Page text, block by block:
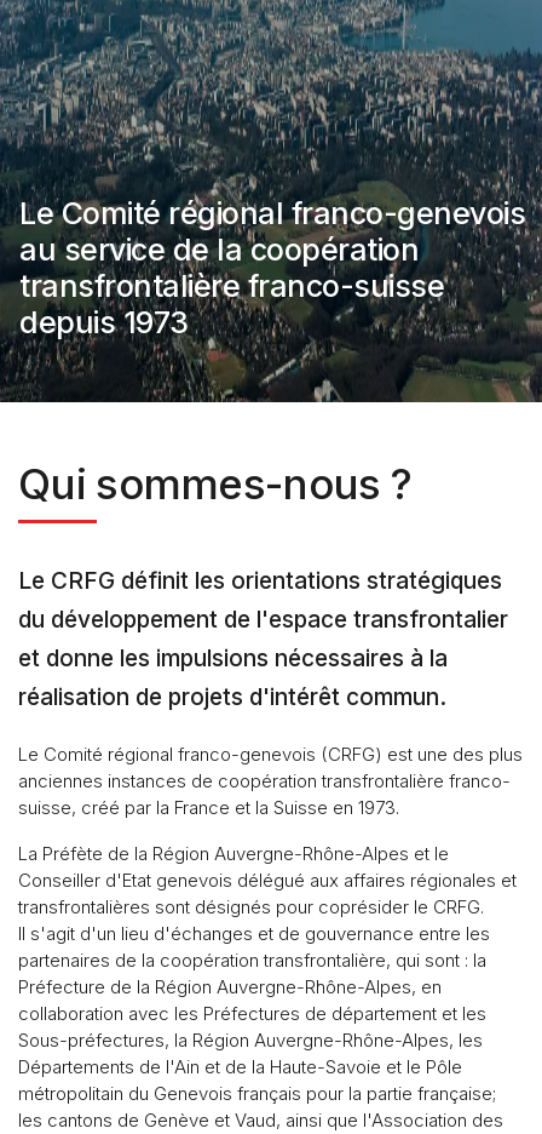
Le Comité régional franco-genevois
au service de la coopération
transfrontalière franco-suisse
depuis 1973
Qui sommes-nous ?
Le CRFG définit les orientations stratégiques
du développement de l'espace transfrontalier
et donne les impulsions nécessaires à la
réalisation de projets d'intérêt commun.
Le Comité régional franco-genevois (CRFG) est une des plus
anciennes instances de coopération transfrontalière franco-
suisse, créé par la France et la Suisse en 1973.
La Préfète de la Région Auvergne-Rhône-Alpes et le
Conseiller d'Etat genevois délégué aux affaires régionales et
transfrontalières sont désignés pour coprésider le CRFG.
Il s'agit d'un lieu d'échanges et de gouvernance entre les
partenaires de la coopération transfrontalière, qui sont : la
Préfecture de la Région Auvergne-Rhône-Alpes, en
collaboration avec les Préfectures de département et les
Sous-préfectures, la Région Auvergne-Rhône-Alpes, les
Départements de l'Ain et de la Haute-Savoie et le Pôle
métropolitain du Genevois français pour la partie française;
les cantons de Genève et Vaud, ainsi que l'Association des